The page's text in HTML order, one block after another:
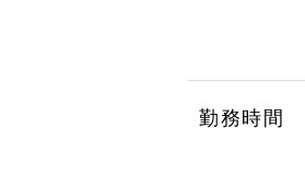
勤務時間